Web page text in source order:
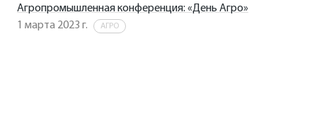
Агропромышленная конференция: «День Агро»
1 марта 2023 г.
АГРО